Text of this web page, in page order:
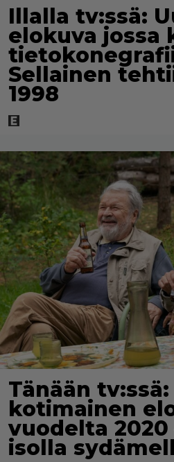
Illalla tv:ssä:
elokuva jossa
Sellainen
1998
Tänään
kotimainen
vuodelta 2020
isolla